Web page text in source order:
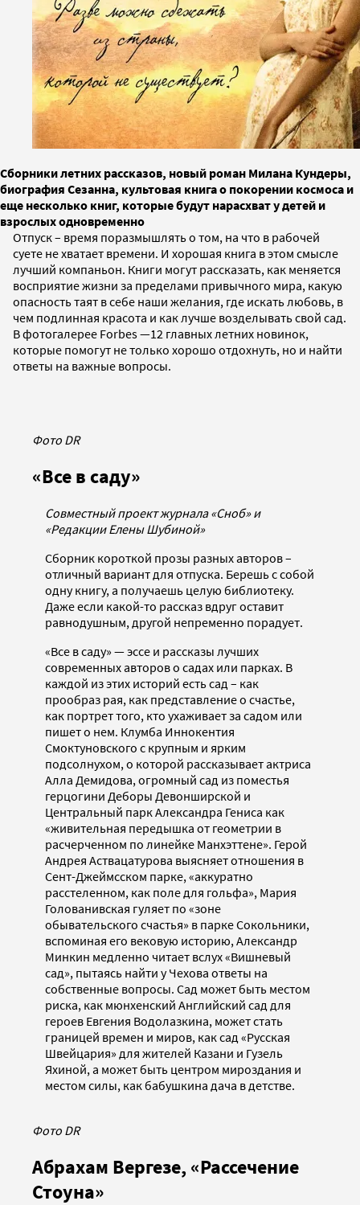
Сборники летних рассказов, новый роман Милана Кундеры,
биография Сезанна, культовая книга о покорении космоса и
еще несколько книг, которые будут нарасхват у детей и
взрослых одновременно
Отпуск – время поразмышлять о том, на что в рабочей
суете не хватает времени. И хорошая книга в этом смысле
лучший компаньон. Книги могут рассказать, как меняется
восприятие жизни за пределами привычного мира, какую
опасность таят в себе наши желания, где искать любовь, в
чем подлинная красота и как лучше возделывать свой сад.
В фотогалерее Forbes —12 главных летних новинок,
которые помогут не только хорошо отдохнуть, но и найти
ответы на важные вопросы.
Фото DR
«Все в саду»
Совместный проект журнала «Сноб» и
«Редакции Елены Шубиной»
Сборник короткой прозы разных авторов –
отличный вариант для отпуска. Берешь с собой
одну книгу, а получаешь целую библиотеку.
Даже если какой-то рассказ вдруг оставит
равнодушным, другой непременно порадует.
«Все в саду» — эссе и рассказы лучших
современных авторов о садах или парках. В
каждой из этих историй есть сад – как
прообраз рая, как представление о счастье,
как портрет того, кто ухаживает за садом или
пишет о нем. Клумба Иннокентия
Смоктуновского с крупным и ярким
подсолнухом, о которой рассказывает актриса
Алла Демидова, огромный сад из поместья
герцогини Деборы Девонширской и
Центральный парк Александра Гениса как
«живительная передышка от геометрии в
расчерченном по линейке Манхэттене». Герой
Андрея Аствацатурова выясняет отношения в
Сент-Джеймсском парке, «аккуратно
расстеленном, как поле для гольфа», Мария
Голованивская гуляет по «зоне
обывательского счастья» в парке Сокольники,
вспоминая его вековую историю, Александр
Минкин медленно читает вслух «Вишневый
сад», пытаясь найти у Чехова ответы на
собственные вопросы. Сад может быть местом
риска, как мюнхенский Английский сад для
героев Евгения Водолазкина, может стать
границей времен и миров, как сад «Русская
Швейцария» для жителей Казани и Гузель
Яхиной, а может быть центром мироздания и
местом силы, как бабушкина дача в детстве.
Фото DR
Абрахам Вергезе, «Рассечение
Стоуна»